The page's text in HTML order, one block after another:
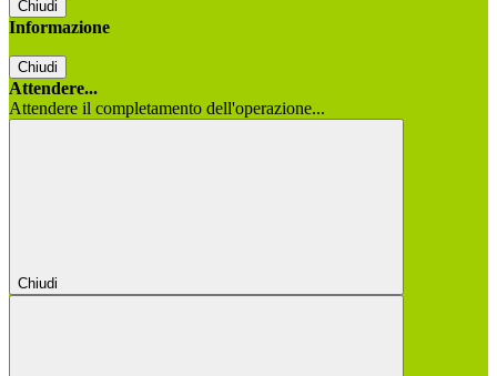
Chiudi
Informazione
Chiudi
Attendere...
Attendere il completamento dell'operazione...
Chiudi